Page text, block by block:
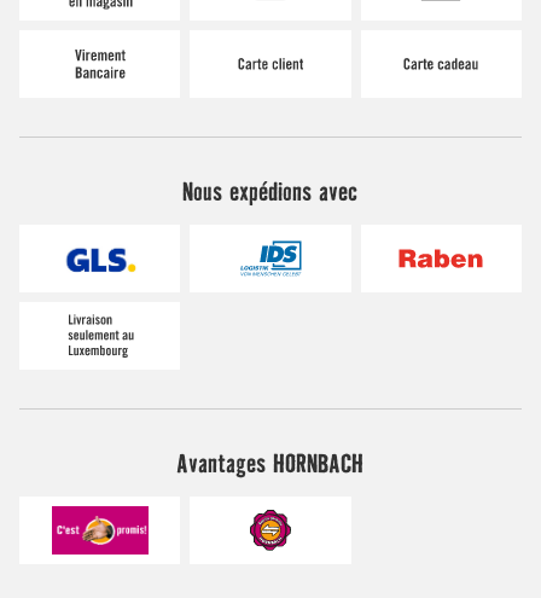
Nous expédions avec
Avantages HORNBACH